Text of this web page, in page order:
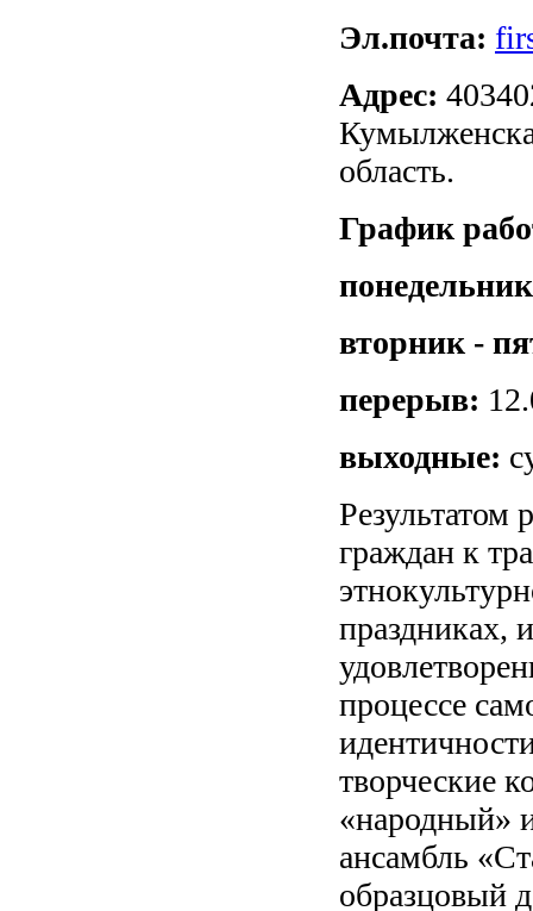
Эл.почта:
Адрес:
область.
График
вторник -
перерыв:
выходные:
граждан к
праздниках,
процессе
творческие
«народный»
ансамбль
образцовый